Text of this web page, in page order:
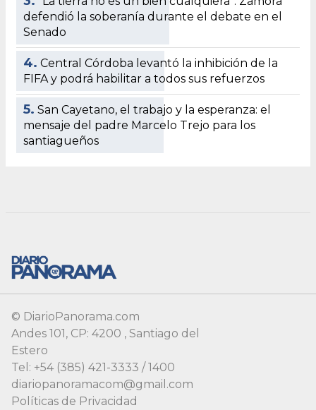
© DiarioPanorama.com
Andes 101, CP: 4200 , Santiago del
Estero
Tel: +54 (385) 421-3333 / 1400
diariopanoramacom@gmail.com
Políticas de Privacidad